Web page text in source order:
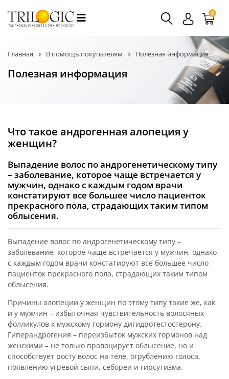
0
Главная В помощь покупателям Полезная информация
Полезная информация
Что такое андрогенная алопеция у
женщин?
Выпадение волос по андрогенетическому типу
– заболевание, которое чаще встречается у
мужчин, однако с каждым годом врачи
констатируют все большее число пациенток
прекрасного пола, страдающих таким типом
облысения.
Выпадение волос по андрогенетическому типу –
заболевание, которое чаще встречается у мужчин, однако
с каждым годом врачи констатируют все большее число
пациенток прекрасного пола, страдающих таким типом
облысения.
Причины алопеции у женщин по этому типу такие же, как
и у мужчин – избыточная чувствительность волосяных
фолликулов к мужскому гормону дигидротестостерону.
Гиперандрогения – переизбыток мужских гормонов над
женскими – не только провоцирует облысение, но и
способствует росту волос на теле, огрублению голоса,
появлению угревой сыпи, себореи и гирсутизма.